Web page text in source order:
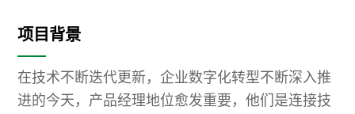
项目背景
在技术不断迭代更新，企业数字化转型不断深入推
进的今天，产品经理地位愈发重要，他们是连接技